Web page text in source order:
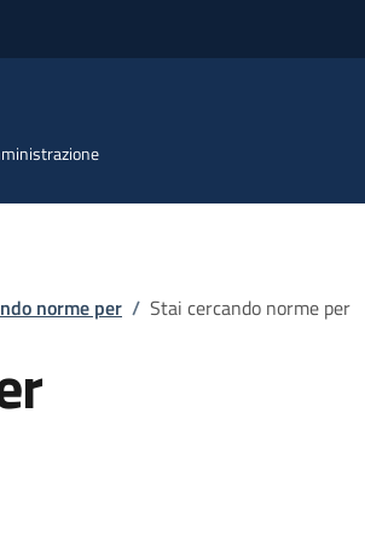
norme per / Stai cercando norme per